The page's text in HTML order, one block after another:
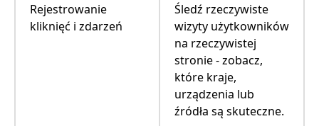
Rejestrowanie
kliknięć i zdarzeń
Śledź rzeczywiste
wizyty użytkowników
na rzeczywistej
stronie - zobacz,
które kraje,
urządzenia lub
źródła są skuteczne.